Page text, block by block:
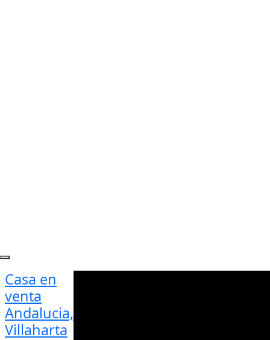
Casa en
venta
Andalucia,
Villaharta